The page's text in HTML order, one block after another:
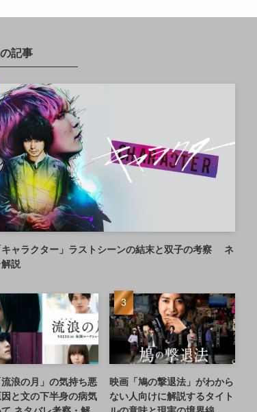
記事
キャラクター」ラストシーンの結末と双子の考察 ネ
説
浪の月」の気持ち悪
因と文の下半身の病気
映画「鳩の撃退法」がわから
ない人向けに解説するタイト